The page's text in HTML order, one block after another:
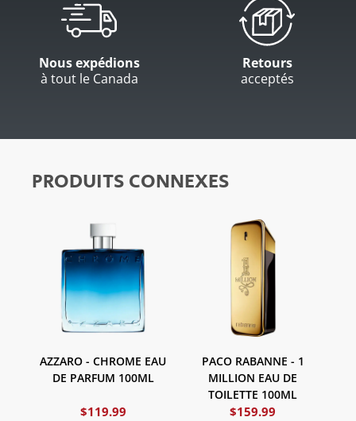
Nous expédions
à tout le Canada
Retours
acceptés
PRODUITS CONNEXES
AZZARO - CHROME EAU
DE PARFUM 100ML
$119.99
PACO RABANNE - 1
MILLION EAU DE
TOILETTE 100ML
$159.99